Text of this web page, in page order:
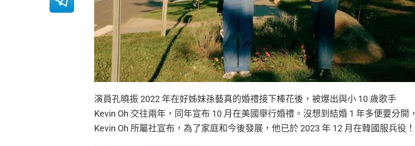
演員孔曉振 2022 年在好姊妹孫藝真的婚禮接下棒花後，被爆出與小 10 歲歌手
Kevin Oh 交往兩年，同年宣布 10 月在美國舉行婚禮。沒想到結婚 1 年多便要分開，
Kevin Oh 所屬社宣布，為了家庭和今後發展，他已於 2023 年 12 月在韓國服兵役！